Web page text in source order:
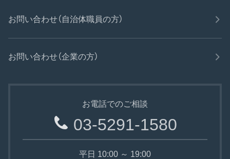
お問い合わせ（自治体職員の方）
お問い合わせ（企業の方）
お電話でのご相談
03-5291-1580
平日 10:00 ～ 19:00